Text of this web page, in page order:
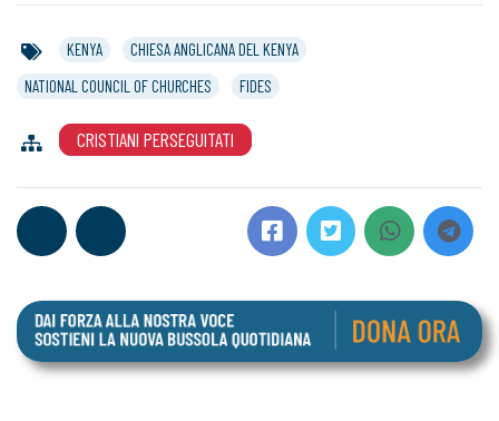
KENYA
CHIESA ANGLICANA DEL KENYA
NATIONAL COUNCIL OF CHURCHES
FIDES
CRISTIANI PERSEGUITATI